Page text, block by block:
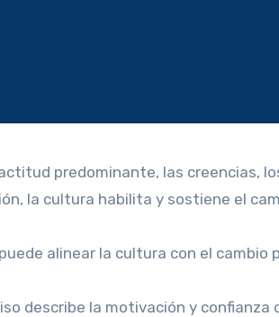
predominante, las creencias,
la cultura habilita y sostiene el
alinear la cultura con el
describe la motivación y